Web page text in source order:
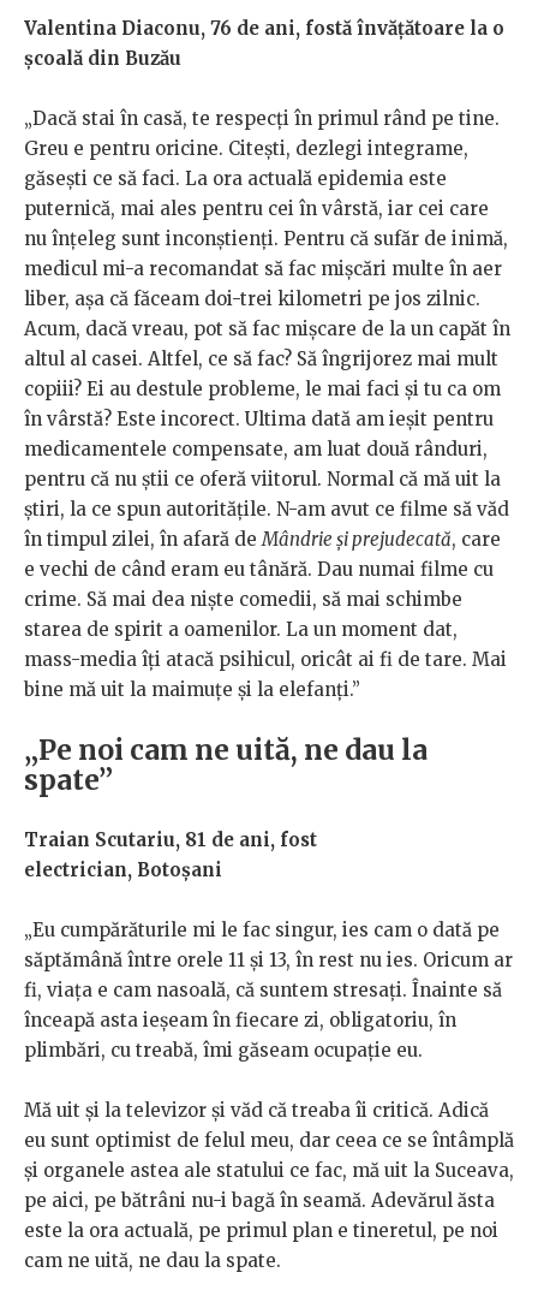
Valentina Diaconu, 76 de ani, fostă învățătoare la o
școală din Buzău
„Dacă stai în casă, te respecți în primul rând pe tine.
Greu e pentru oricine. Citești, dezlegi integrame,
găsești ce să faci. La ora actuală epidemia este
puternică, mai ales pentru cei în vârstă, iar cei care
nu înțeleg sunt inconștienți. Pentru că sufăr de inimă,
medicul mi-a recomandat să fac mișcări multe în aer
liber, așa că făceam doi-trei kilometri pe jos zilnic.
Acum, dacă vreau, pot să fac mișcare de la un capăt în
altul al casei. Altfel, ce să fac? Să îngrijorez mai mult
copiii? Ei au destule probleme, le mai faci și tu ca om
în vârstă? Este incorect. Ultima dată am ieșit pentru
medicamentele compensate, am luat două rânduri,
pentru că nu știi ce oferă viitorul. Normal că mă uit la
știri, la ce spun autoritățile. N-am avut ce filme să văd
în timpul zilei, în afară deMândrie și prejudecată, care
e vechi de când eram eu tânără. Dau numai filme cu
crime. Să mai dea niște comedii, să mai schimbe
starea de spirit a oamenilor. La un moment dat,
mass-media îți atacă psihicul, oricât ai fi de tare. Mai
bine mă uit la maimuțe și la elefanți.”
„Pe noi cam ne uită, ne dau la
spate”
Traian Scutariu, 81 de ani, fost
electrician, Botoșani
„Eu cumpărăturile mi le fac singur, ies cam o dată pe
săptămână între orele 11 și 13, în rest nu ies. Oricum ar
fi, viața e cam nasoală, că suntem stresați. Înainte să
înceapă asta ieșeam în fiecare zi, obligatoriu, în
plimbări, cu treabă, îmi găseam ocupație eu.
Mă uit și la televizor și văd că treaba îi critică. Adică
eu sunt optimist de felul meu, dar ceea ce se întâmplă
și organele astea ale statului ce fac, mă uit la Suceava,
pe aici, pe bătrâni nu-i bagă în seamă. Adevărul ăsta
este la ora actuală, pe primul plan e tineretul, pe noi
cam ne uită, ne dau la spate.